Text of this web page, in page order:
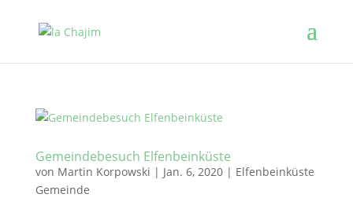
Gemeindebesuch Elfenbeinküste
von Martin Korpowski | Jan. 6, 2020| Elfenbeinküste
Gemeinde